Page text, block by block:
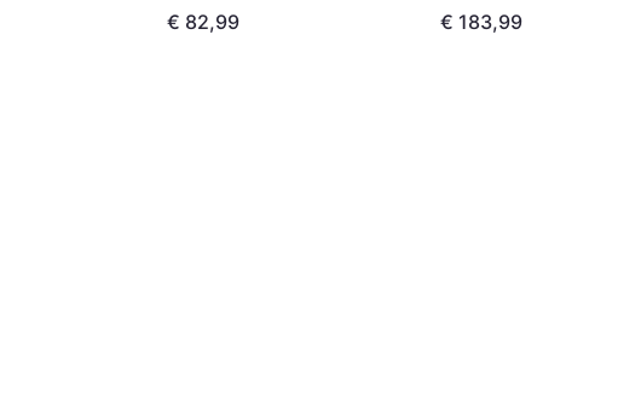
€ 82,99
€ 183,99